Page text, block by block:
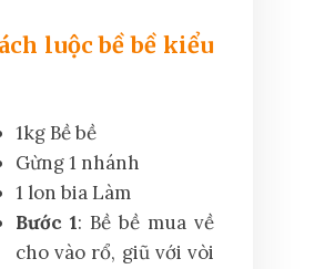
luộc bề bề kiểu
1kg Bề bề
Gừng 1 nhánh
1 lon bia Làm
Bước 1: Bề bề mua về
cho vào rổ, giũ với vòi